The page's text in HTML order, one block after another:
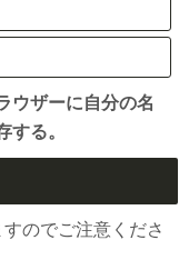
ウザーに自分の名
する。
のでご注意くださ